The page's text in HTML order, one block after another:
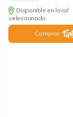
Disponible en local
seleccionado
Comprar